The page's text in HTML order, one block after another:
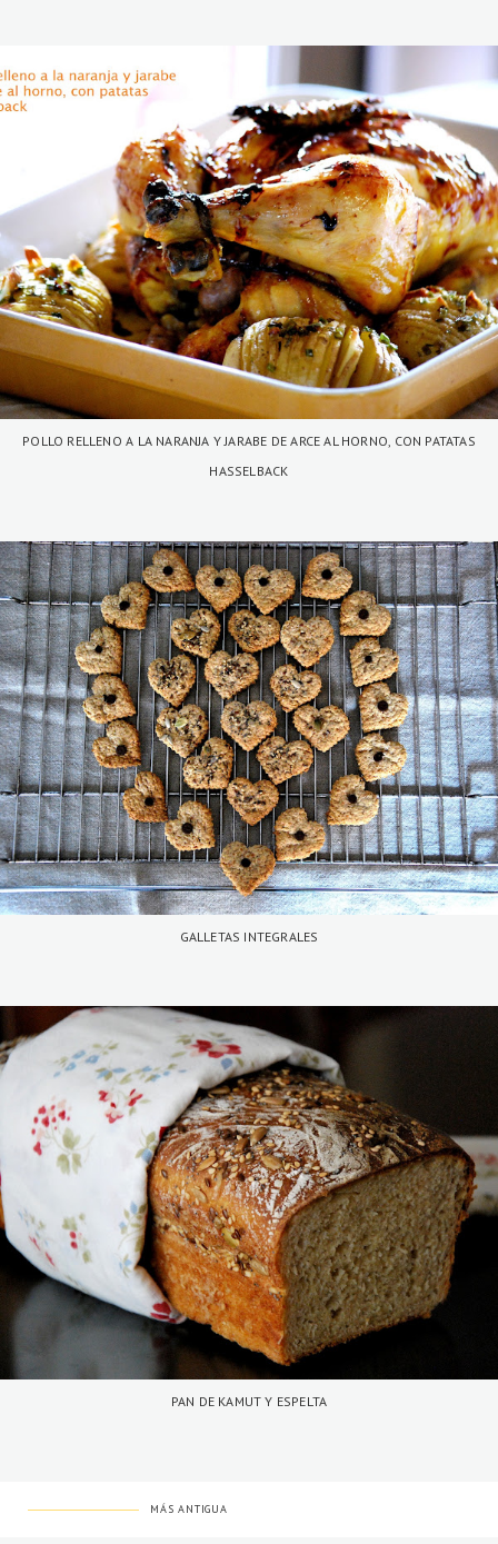
POLLO RELLENO A LA NARANJA Y JARABE DE ARCE AL HORNO, CON PATATAS
HASSELBACK
GALLETAS INTEGRALES
PAN DE KAMUT Y ESPELTA
MÁS ANTIGUA